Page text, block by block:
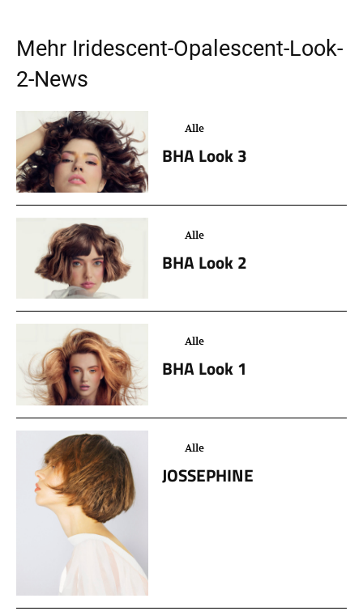
Mehr Iridescent-Opalescent-Look-
2-News
Alle
BHA Look 3
Alle
BHA Look 2
Alle
BHA Look 1
Alle
JOSSEPHINE